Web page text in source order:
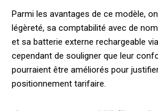
Parmi les avantages de ce modèle,
légèreté, sa comptabilité avec de
et sa batterie externe rechargeable
cependant de souligner que leur
pourraient être améliorés pour
positionnement tarifaire.